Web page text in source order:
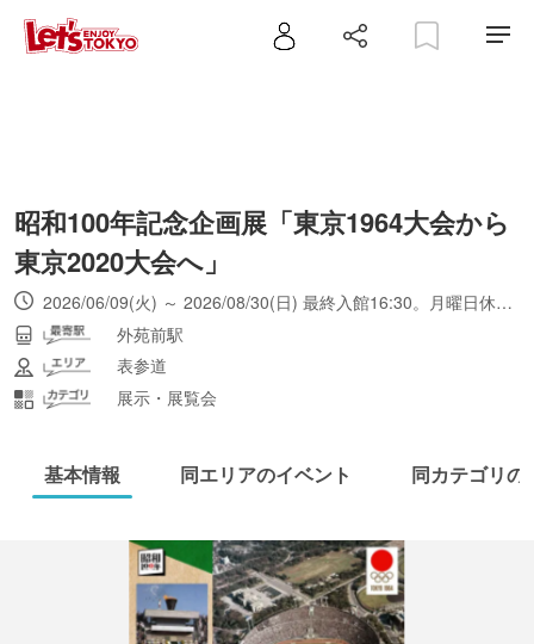
昭和100年記念企画展「東京1964大会から
東京2020大会へ」
2026/06/09(火) ～ 2026/08/30(日) 最終入館16:30。月曜日休館（月曜日が祝日または休日の場合は翌平日休館）。館内での催事により、開館時間の変更や一部の企画展エリアが観覧できなくなる場合あり（来館前に日本オリンピックミュージアムの公式WEBサイトを確認）。
外苑前駅
表参道
展示・展覧会
基本情報 同エリアのイベント 同カテゴリの